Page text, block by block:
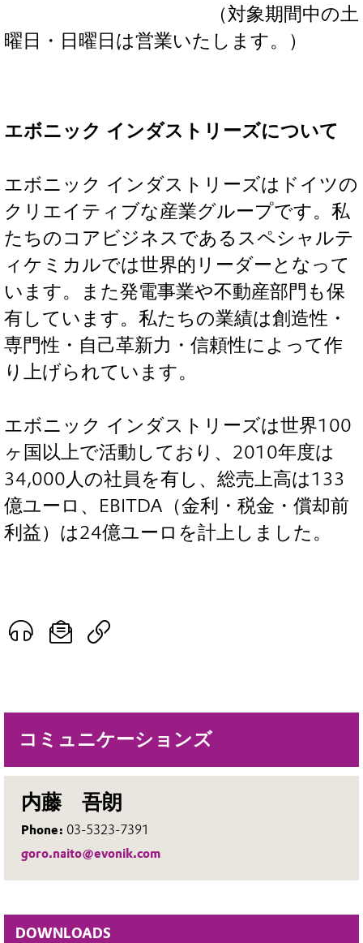
コミュニケーションズ
内藤 吾朗
Phone: 03-5323-7391
goro.naito@evonik.com
DOWNLOADS
（対象期間中の土
曜日・日曜日は営業いたします。）
エボニック インダストリーズについて
エボニック インダストリーズはドイツの
クリエイティブな産業グループです。私
たちのコアビジネスであるスペシャルテ
ィケミカルでは世界的リーダーとなって
います。また発電事業や不動産部門も保
有しています。私たちの業績は創造性・
専門性・自己革新力・信頼性によって作
り上げられています。
エボニック インダストリーズは世界100
ヶ国以上で活動しており、2010年度は
34,000人の社員を有し、総売上高は133
億ユーロ、EBITDA（金利・税金・償却前
利益）は24億ユーロを計上しました。